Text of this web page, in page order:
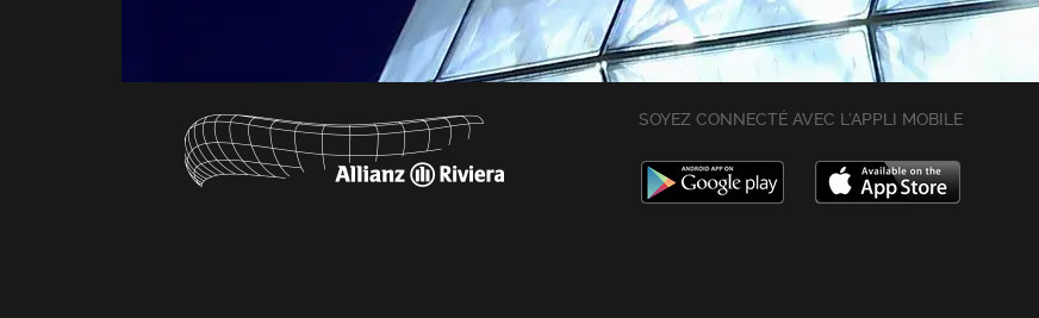
SOYEZ CONNECTÉ AVEC L’APPLI MOBILE